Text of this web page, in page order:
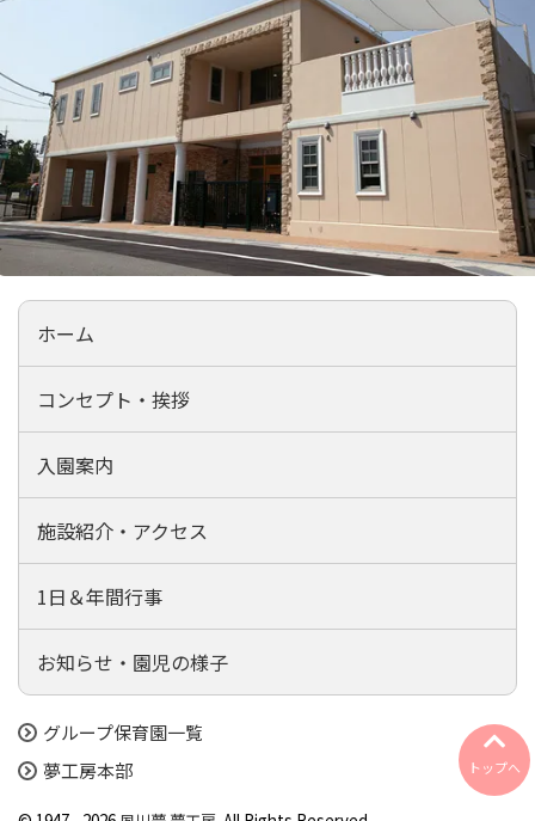
ホーム
コンセプト・挨拶
入園案内
施設紹介・アクセス
1日＆年間行事
お知らせ・園児の様子
グループ保育園一覧
夢工房本部